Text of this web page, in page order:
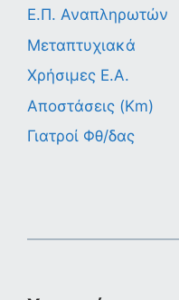
Ε.Π. Αναπληρωτών
Μεταπτυχιακά
Χρήσιμες Ε.Α.
Αποστάσεις (Km)
Γιατροί Φθ/δας